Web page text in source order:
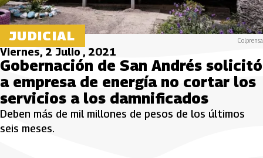
JUDICIAL Colprensa
Viernes, 2 Julio , 2021
Gobernación de San Andrés solicitó
a empresa de energía no cortar los
servicios a los damnificados
Deben más de mil millones de pesos de los últimos
seis meses.